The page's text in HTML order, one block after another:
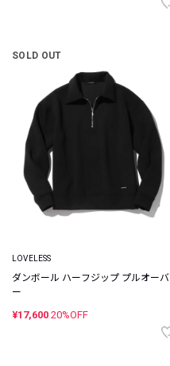
SOLD OUT
LOVELESS
ダンボール ハーフジップ プルオーバ
ー
¥17,600 20%OFF